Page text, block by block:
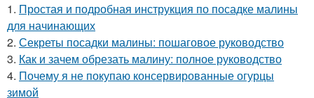
1. Простая и подробная инструкция по посадке малины
для начинающих
2. Секреты посадки малины: пошаговое руководство
3. Как и зачем обрезать малину: полное руководство
4. Почему я не покупаю консервированные огурцы
зимой